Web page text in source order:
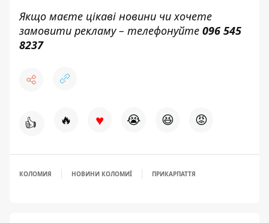
Якщо маєте цікаві новини чи хочете
замовити рекламу – телефонуйте 096 545
8237
👍 🔥 ♥ 😭 😆 😡
КОЛОМИЯ НОВИНИ КОЛОМИЇ ПРИКАРПАТТЯ